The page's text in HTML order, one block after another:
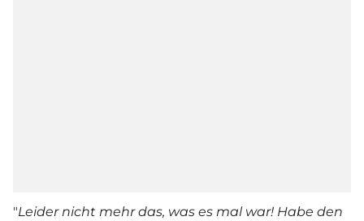
"Leider nicht mehr das, was es mal war! Habe den